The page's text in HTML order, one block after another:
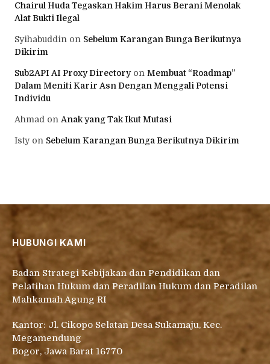
Chairul Huda Tegaskan Hakim Harus Berani Menolak
Alat Bukti Ilegal
Syihabuddin on Sebelum Karangan Bunga Berikutnya
Dikirim
Sub2API AI Proxy Directoryon Membuat “Roadmap”
Dalam Meniti Karir Asn Dengan Menggali Potensi
Individu
Ahmad on Anak yang Tak Ikut Mutasi
Istyon Sebelum Karangan Bunga Berikutnya Dikirim
HUBUNGI KAMI
Badan Strategi Kebijakan dan Pendidikan dan
Pelatihan Hukum dan Peradilan Hukum dan Peradilan
Mahkamah Agung RI
Kantor: Jl. Cikopo Selatan Desa Sukamaju, Kec.
Megamendung
Bogor, Jawa Barat 16770